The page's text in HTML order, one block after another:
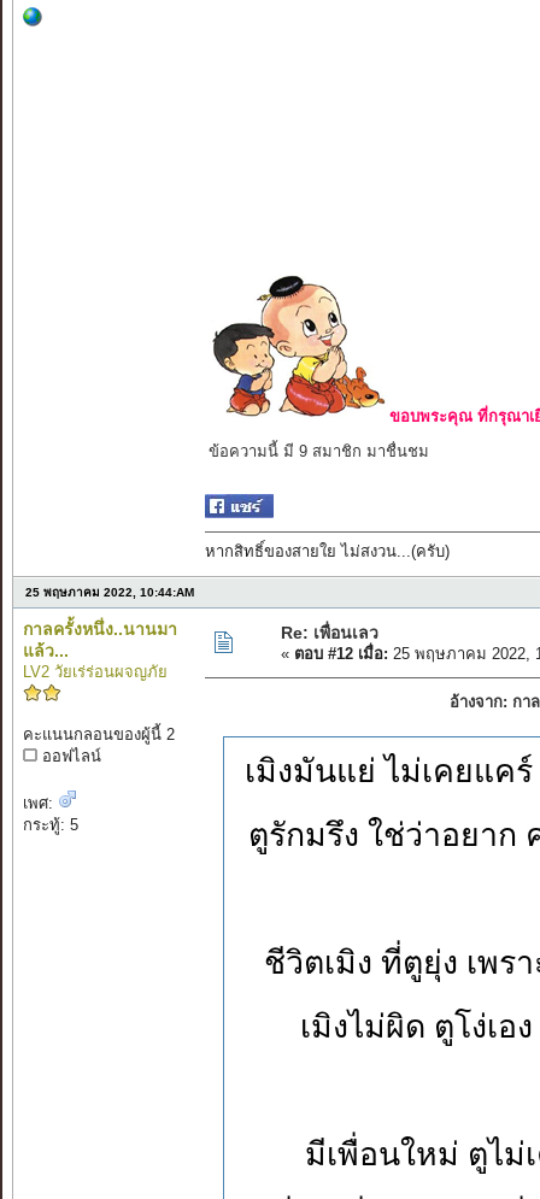
ขอบพระคุณ ที่กรุณาเ
ข้อความนี้ มี 9 สมาชิก มาชื่นชม
หากสิทธิ์ของสายใย ไม่สงวน...(ครับ)
25 พฤษภาคม 2022, 10:44:AM
กาลครั้งหนึ่ง..นานมา
แล้ว...
LV2 วัยเร่ร่อนผจญภัย
คะแนนกลอนของผู้นี้ 2
ออฟไลน์
เพศ:
กระทู้: 5
Re: เพื่อนเลว
« ตอบ #12 เมื่อ: 25 พฤษภาคม 2022,
อ้างจาก: กา
เมิงมันแย่ ไม่เคยแค
ตูรักมรึง ใช่ว่าอยาก
ชีวิตเมิง ที่ตูยุ่ง เพร
เมิงไม่ผิด ตูโง่เ
มีเพื่อนใหม่ ตูไม่